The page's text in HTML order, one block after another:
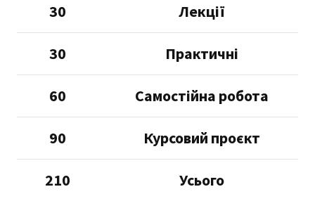
Лекції
30
Практичні
30
Самостійна робота
60
Курсовий проєкт
90
Усього
210